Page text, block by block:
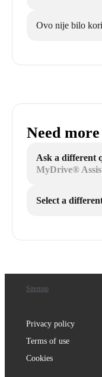
Ovo nije bilo
Need
Ask a different
MyDrive®
Select a
Sitemap
Privacy policy
Terms of use
Cookies